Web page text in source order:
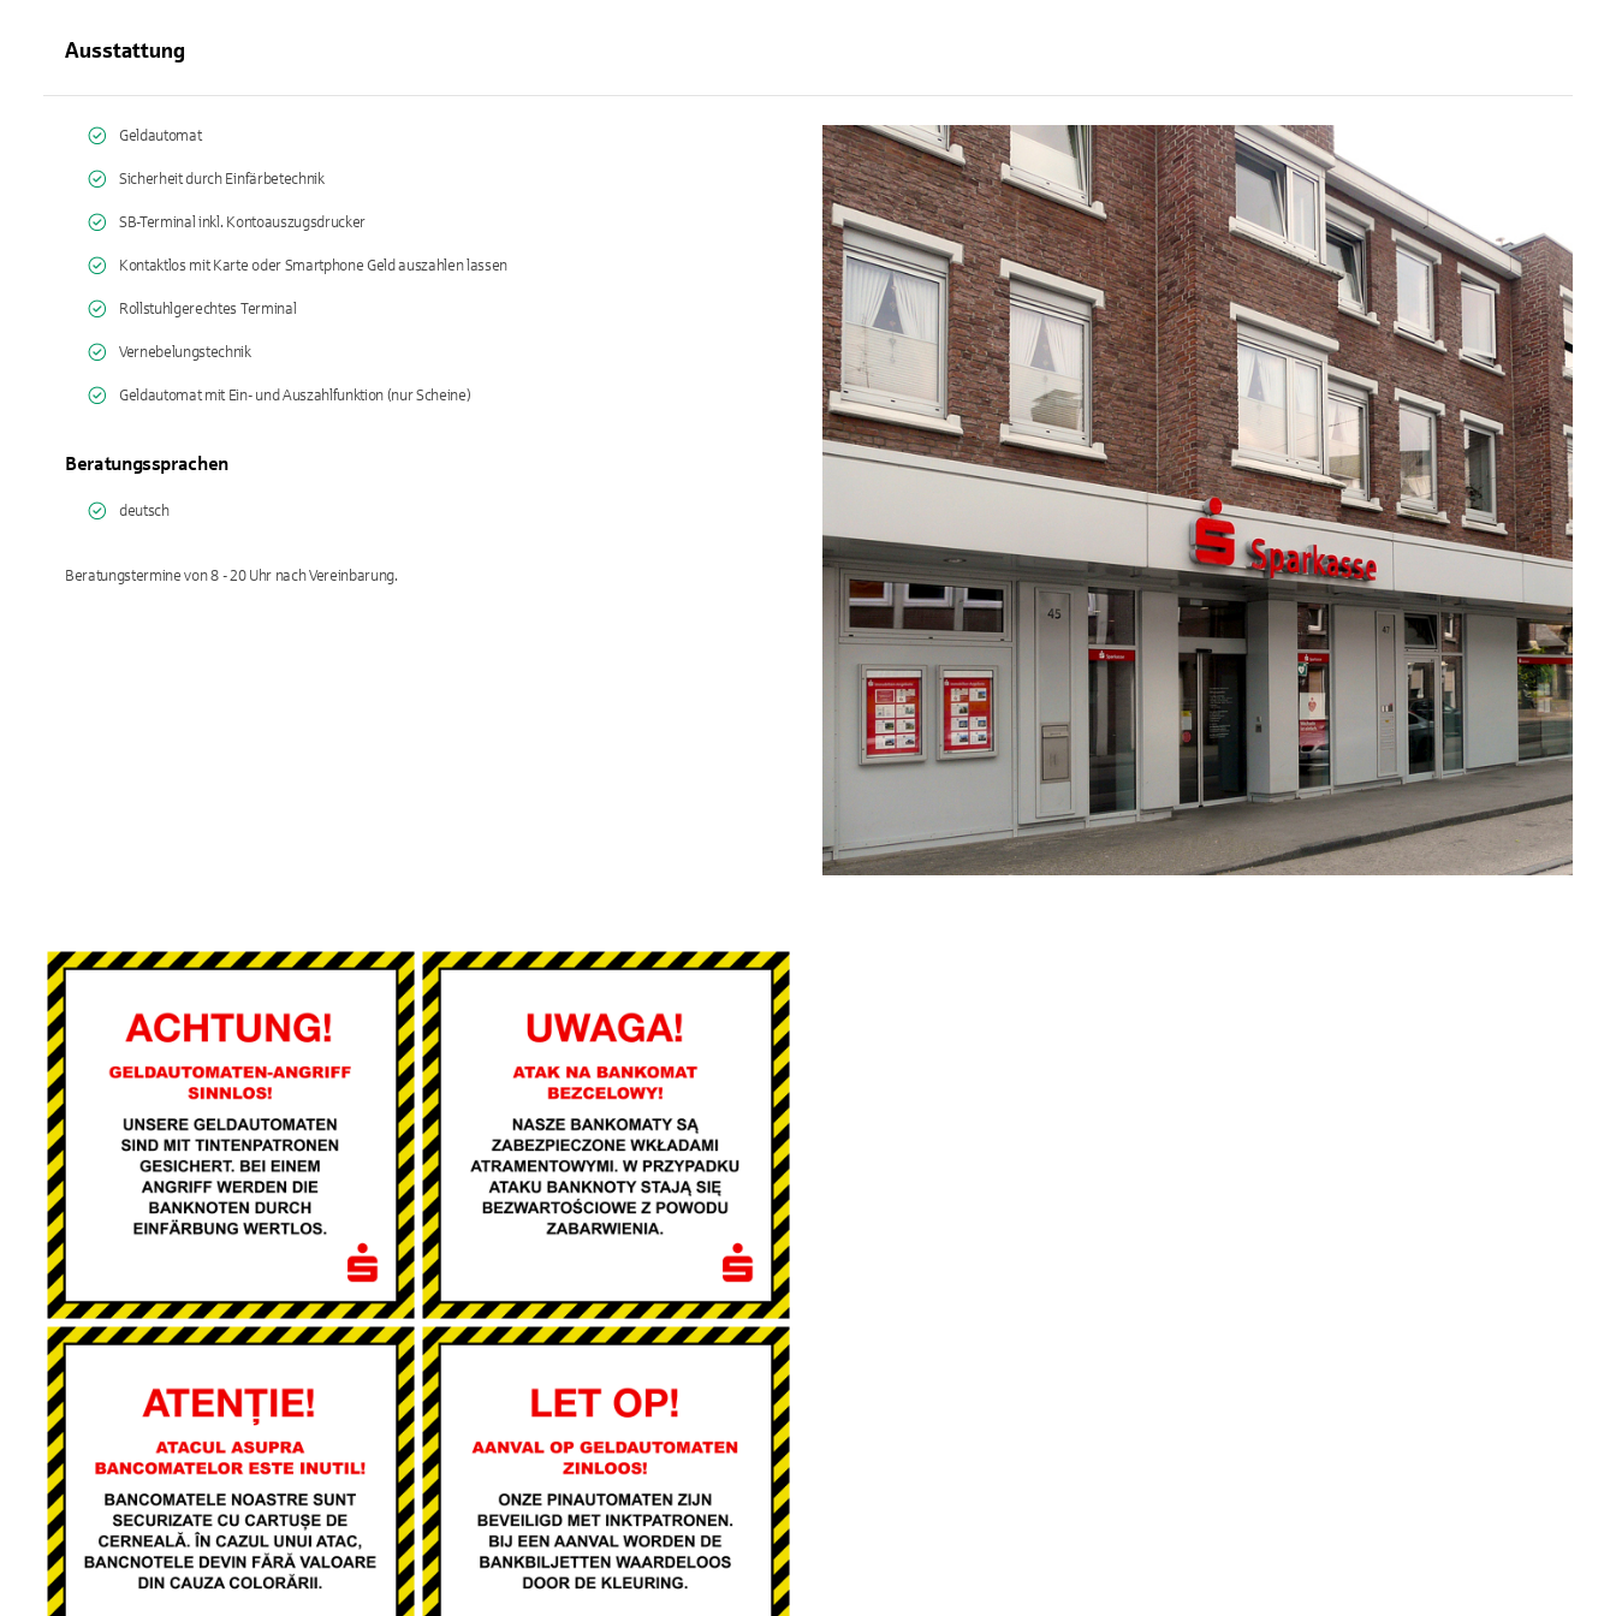
Ausstattung
Geldautomat
Sicherheit durch Einfärbetechnik
SB-Terminal inkl. Kontoauszugsdrucker
Kontaktlos mit Karte oder Smartphone Geld auszahlen lassen
Rollstuhlgerechtes Terminal
Vernebelungstechnik
Geldautomat mit Ein- und Auszahlfunktion (nur Scheine)
Beratungssprachen
deutsch
Beratungstermine von 8 - 20 Uhr nach Vereinbarung.